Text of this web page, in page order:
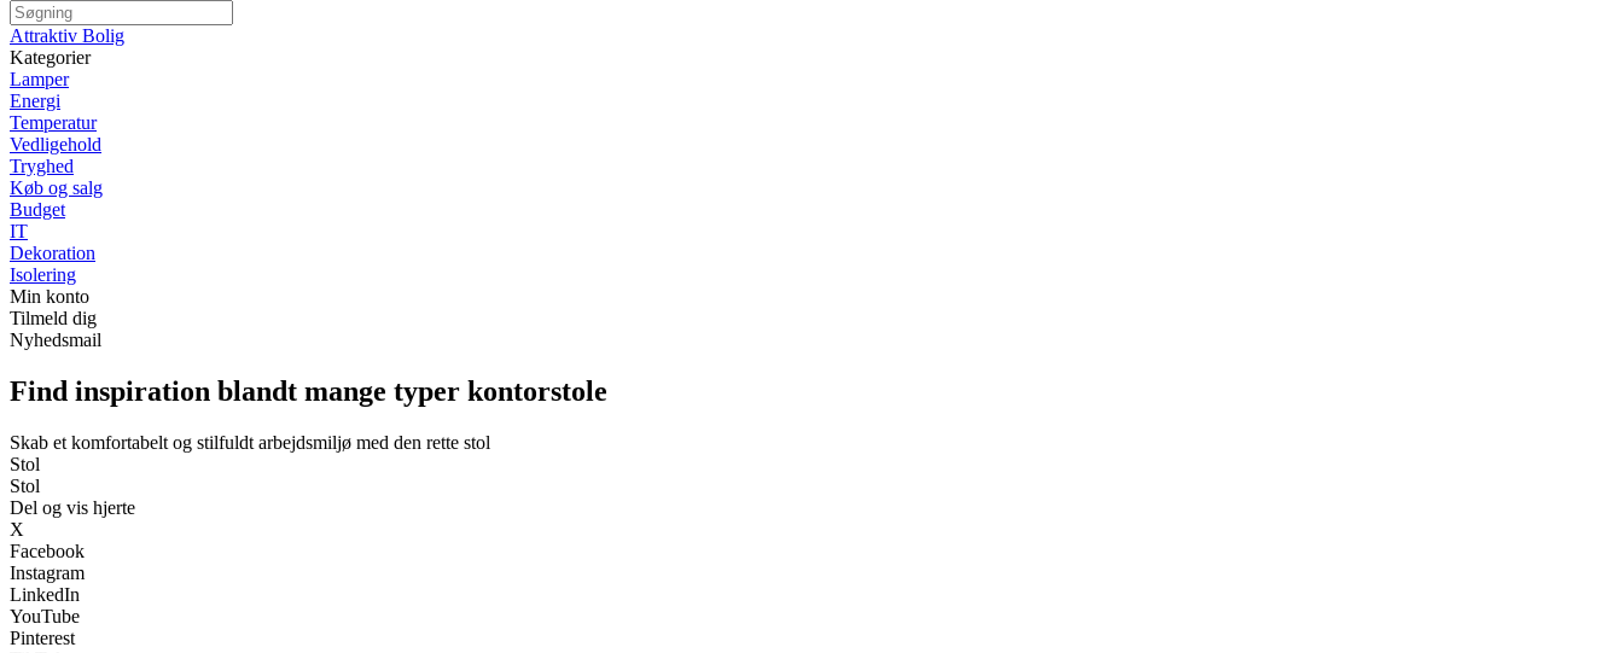
Attraktiv Bolig
Kategorier
Lamper
Energi
Temperatur
Vedligehold
Tryghed
Køb og salg
Budget
IT
Dekoration
Isolering
Min konto
Tilmeld dig
Nyhedsmail
Find inspiration blandt mange typer kontorstole
Skab et komfortabelt og stilfuldt arbejdsmiljø med den rette stol
Stol
Stol
Del og vis hjerte
X
Facebook
Instagram
LinkedIn
YouTube
Pinterest